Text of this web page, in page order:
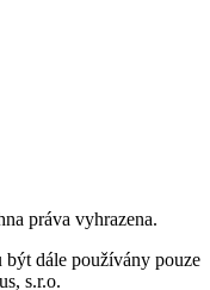
práva vyhrazena.
být dále používány pouze
s.r.o.